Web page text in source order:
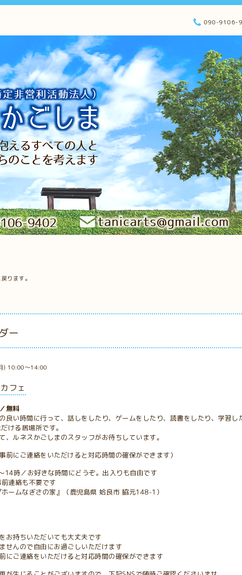
ります。
090-9106-
ー
) 10:00～14:00
フェ
無料
良い時間に行って、話しをしたり、ゲームをしたり、読書をしたり、学習し
る居場所です。
、ルネスかごしまのスタッフがお待ちしています。
前にご連絡をいただけると対応時間の確保ができます）
14時／お好きな時間にどうぞ。出入りも自由です
連絡も不要です
ホームなぎさの家』（鹿児島県 姶良市 脇元148-1）
お持ちいただいても大丈夫です
せんので自由にお過ごしいただけます
にご連絡をいただけると対応時間の確保ができます